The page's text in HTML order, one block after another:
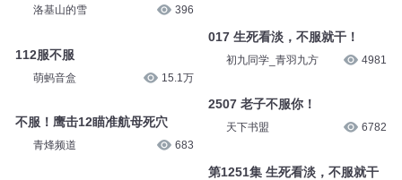
洛基山的雪 396
112服不服
萌蚂音盒 15.1万
不服！鹰击12瞄准航母死穴
青烽频道 683
017 生死看淡，不服就干！
初九同学_青羽九方 4981
2507 老子不服你！
天下书盟 6782
第1251集 生死看淡，不服就干